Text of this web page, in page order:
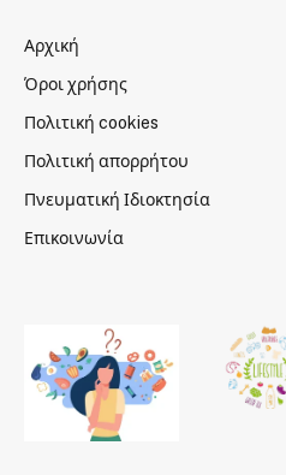
Αρχική
Όροι χρήσης
Πολιτική cookies
Πολιτική απορρήτου
Πνευματική Ιδιοκτησία
Επικοινωνία